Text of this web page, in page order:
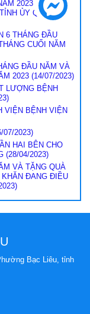
2023 ĐỐI VỚI
ỦY QUẢN LÝ
6 THÁNG ĐẦU
CUỐI NĂM
ĐẦU NĂM VÀ
2023 (14/07/2023)
LƯỢNG BỆNH
VIỆN BỆNH VIỆN
07/2023)
HAI BÊN CHO
(28/04/2023)
VÀ TẶNG QUÀ
KHĂN ĐANG ĐIỀU
Bạc Liêu, tỉnh